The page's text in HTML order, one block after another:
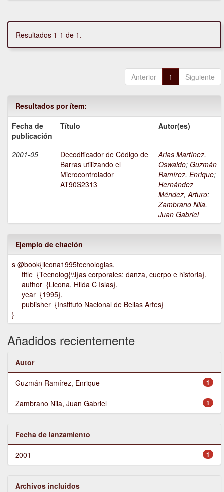
Resultados 1-1 de 1.
Anterior 1 Siguiente
Resultados por ítem:
Fecha de
publicación
Título Autor(es)
2001-05
Decodificador de Código de
Barras utilizando el
Microcontrolador
AT90S2313
Arias Martínez,
Oswaldo; Guzmán
Ramírez, Enrique;
Hernández
Méndez, Arturo;
Zambrano Nila,
Juan Gabriel
Ejemplo de citación
s @book{licona1995tecnologias,
title={Tecnolog{\\i}as corporales: danza, cuerpo e historia},
author={Licona, Hilda C Islas},
year={1995},
publisher={Instituto Nacional de Bellas Artes}
}
Añadidos recientemente
Autor
1
Guzmán Ramírez, Enrique
1
Zambrano Nila, Juan Gabriel
Fecha de lanzamiento
1
2001
Archivos incluidos